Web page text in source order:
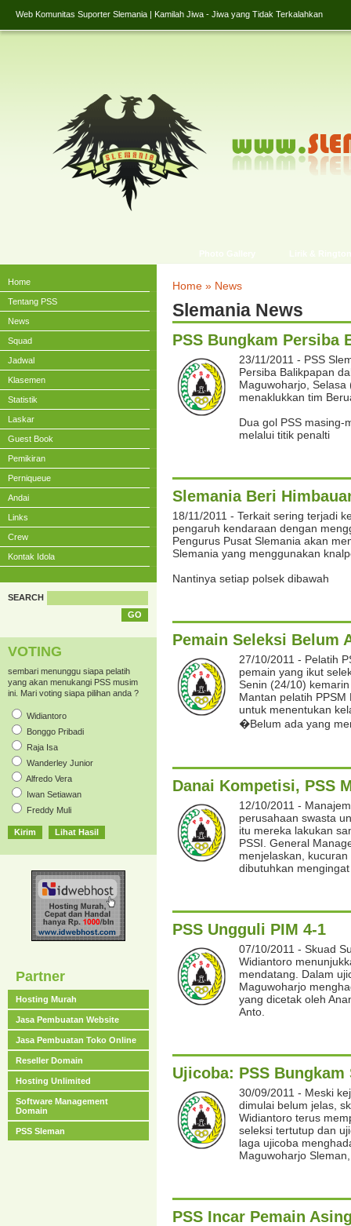
Web Komunitas Suporter Slemania | Kamilah Jiwa - Jiwa yang Tidak Terkalahkan
Lirik &
Photo Gallery
Home
Tentang PSS
News
Squad
Jadwal
Klasemen
Statistik
Laskar
Guest Book
Pemikiran
Perniqueue
Andai
Links
Crew
Kontak Idola
SEARCH
VOTING
sembari menunggu siapa pelatih
yang akan menukangi PSS musim
ini. Mari voting siapa pilihan anda ?
Widiantoro
Bonggo Pribadi
Raja Isa
Wanderley Junior
Alfredo Vera
Iwan Setiawan
Freddy Muli
Partner
Hosting Murah
Jasa Pembuatan Website
Jasa Pembuatan Toko Online
Reseller Domain
Hosting Unlimited
Software Management
Domain
PSS Sleman
Home » News
Slemania News
PSS Bungkam Persiba
23/11/2011 - PSS
Persiba Balikpapan
Maguwoharjo, Selasa
menaklukkan tim
Dua gol PSS masing-
melalui titik penalti
Slemania Beri
18/11/2011 - Terkait sering terjadi
pengaruh kendaraan dengan
Pengurus Pusat Slemania akan
Slemania yang menggunakan
Nantinya setiap polsek dibawah
Pemain Seleksi Belum
27/10/2011 - Pelatih
pemain yang ikut
Senin (24/10)
Mantan pelatih
untuk menentukan
�Belum ada yang
Danai Kompetisi, PSS
12/10/2011 -
perusahaan swasta
itu mereka lakukan
PSSI. General
menjelaskan,
dibutuhkan
PSS Ungguli PIM 4-1
07/10/2011 - Skuad
Widiantoro
mendatang. Dalam
Maguwoharjo
yang dicetak oleh
Anto.
Ujicoba: PSS Bungkam
30/09/2011 - Meski
dimulai belum jelas,
Widiantoro terus
seleksi tertutup dan
laga ujicoba
Maguwoharjo Sleman,
PSS Incar Pemain